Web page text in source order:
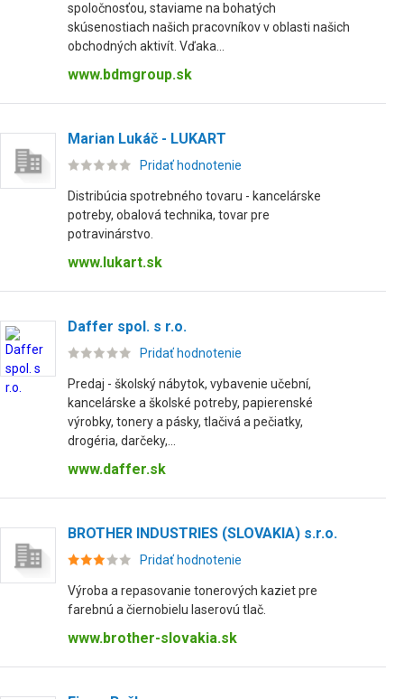
spoločnosťou, staviame na bohatých
skúsenostiach našich pracovníkov v oblasti našich
obchodných aktivít. Vďaka...
www.bdmgroup.sk
Marian Lukáč - LUKART
Pridať hodnotenie
Distribúcia spotrebného tovaru - kancelárske
potreby, obalová technika, tovar pre
potravinárstvo.
www.lukart.sk
Daffer spol. s r.o.
Pridať hodnotenie
Predaj - školský nábytok, vybavenie učební,
kancelárske a školské potreby, papierenské
výrobky, tonery a pásky, tlačivá a pečiatky,
drogéria, darčeky,...
www.daffer.sk
BROTHER INDUSTRIES (SLOVAKIA) s.r.o.
Pridať hodnotenie
Výroba a repasovanie tonerových kaziet pre
farebnú a čiernobielu laserovú tlač.
www.brother-slovakia.sk